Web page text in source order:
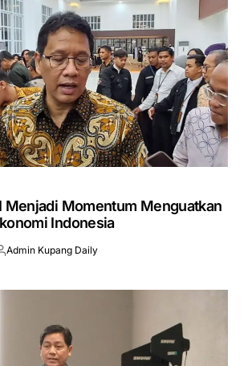
Menjadi Momentum Menguatkan
Indonesia
Admin Kupang Daily